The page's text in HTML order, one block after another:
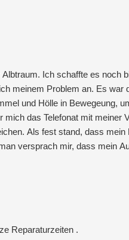
Ich schaffte es noch
meinem Problem an. Es war
und Hölle in Bewegeung,
das Telefonat mit meiner
Als fest stand, dass
versprach mir, dass mein
dort angekommen, kam die
Reparaturzeiten .